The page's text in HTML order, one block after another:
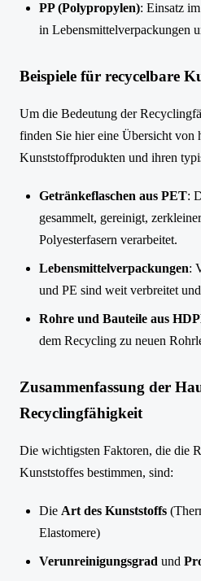
PP (Polypropylen): Einsatz
in Lebensmittelverpackungen
Beispiele für recycelbare
Um die Bedeutung der
finden Sie hier eine Übersicht von
Kunststoffprodukten und ihren
Getränkeflaschen aus PET:
gesammelt, gereinigt,
Polyesterfasern verarbeitet.
Lebensmittelverpackungen:
und PE sind weit verbreitet
Rohre und Bauteile aus
dem Recycling zu neuen
Zusammenfassung der
Recyclingfähigkeit
Die wichtigsten Faktoren, die die
Kunststoffes bestimmen, sind:
Die Art des Kunststoffs
Elastomere)
Verunreinigungsgrad und